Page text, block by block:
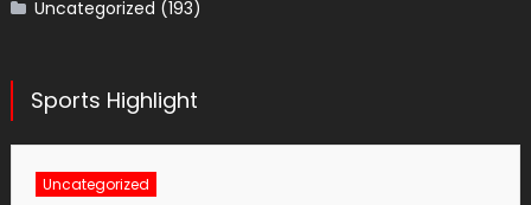
Uncategorized (193)
Sports Highlight
Uncategorized